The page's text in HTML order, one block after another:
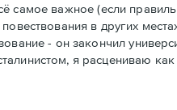
самое важное (если
в других
- он закончил
я расцениваю